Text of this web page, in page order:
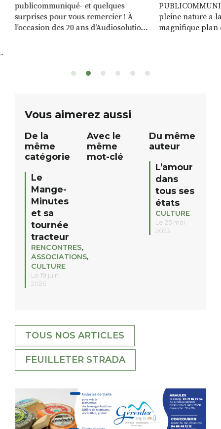
publicommuniqué- et quelques
surprises pour vous remercier ! À
l’occasion des 20 ans d’Audiosolution,
sont à gagner, sélectionnés auprès
12h à […]
pleine nature a
magnifique plan
Vous aimerez aussi
De la
même
catégorie
Le
Mange-
Minutes
et sa
tournée
tracteur
RENCONTRES,
ASSOCIATIONS,
CULTURE
Le 19 juin
2026
Avec le
même
mot-clé
Du même
auteur
L’amour
dans
tous ses
états
CULTURE
Le 25 mai
2023
TOUS NOS ARTICLES
FEUILLETER STRADA